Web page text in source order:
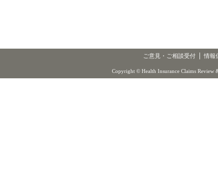
ご意見・ご相談受付 情報
Copyright © Health Insurance Claims Review